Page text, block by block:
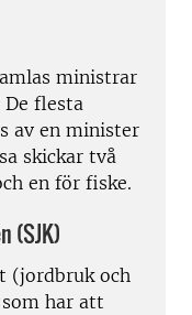
ministrar
flesta
av en minister
skickar två
en för fiske.
(SJK)
(jordbruk och
har att